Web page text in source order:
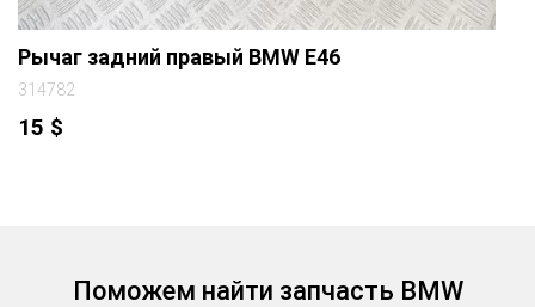
Рычаг задний правый BMW E46
314782
15 $
Поможем найти запчасть BMW